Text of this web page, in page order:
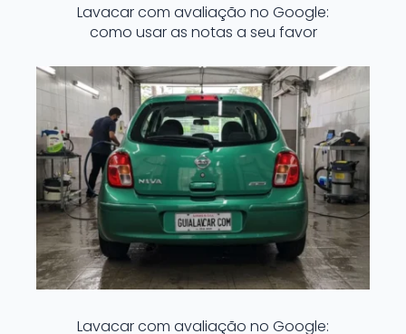
Lavacar com avaliação no Google:
como usar as notas a seu favor
Lavacar com avaliação no Google: